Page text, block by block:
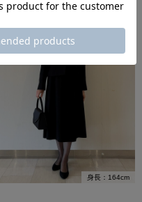
身長：164cm